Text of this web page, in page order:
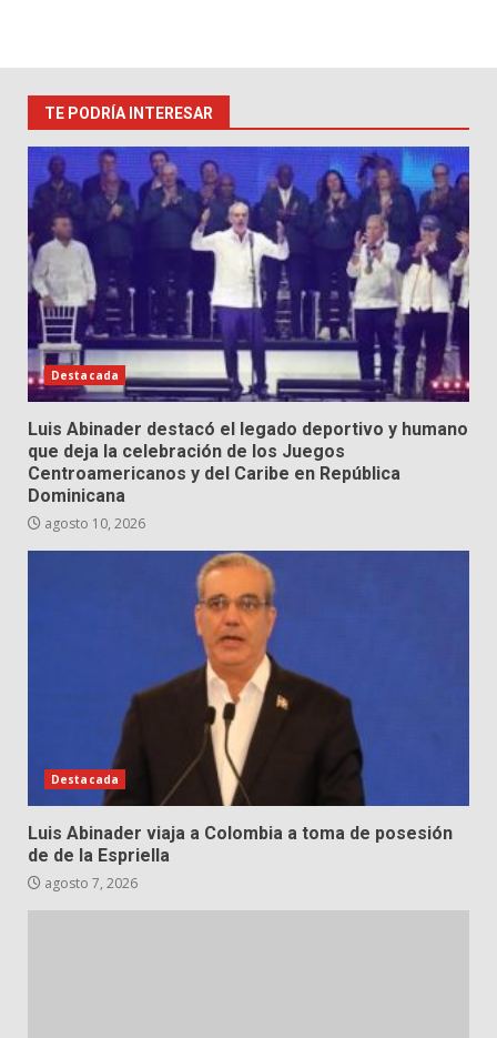
TE PODRÍA INTERESAR
Destacada
Luis Abinader destacó el legado deportivo y humano
que deja la celebración de los Juegos
Centroamericanos y del Caribe en República
Dominicana
agosto 10, 2026
Destacada
Luis Abinader viaja a Colombia a toma de posesión
de de la Espriella
agosto 7, 2026